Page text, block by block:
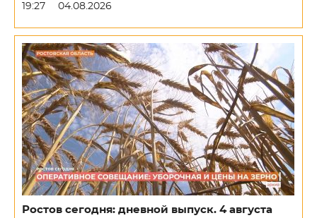
19:27 04.08.2026
Ростов сегодня: дневной выпуск. 4 августа